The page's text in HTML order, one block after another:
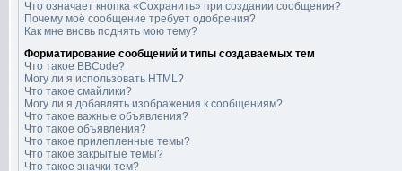
Что означает кнопка «Сохранить» при создании сообщения?
Почему моё сообщение требует одобрения?
Как мне вновь поднять мою тему?
Форматирование сообщений и типы создаваемых тем
Что такое BBCode?
Могу ли я использовать HTML?
Что такое смайлики?
Могу ли я добавлять изображения к сообщениям?
Что такое важные объявления?
Что такое объявления?
Что такое прилепленные темы?
Что такое закрытые темы?
Что такое значки тем?